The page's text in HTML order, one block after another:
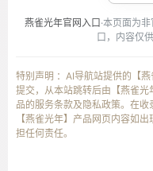
燕雀光年官网入口 ·本页面为
口，内容仅
特别声明 ：AI导航站提供的【
提交，从本站跳转后由【燕雀
品的服务条款及隐私政策。在
【燕雀光年】产品网页内容如
担任何责任。